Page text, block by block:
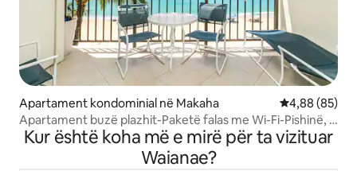
Apartament kondominial në Makaha Vlerësimi
4,88 (85)
Apartament buzë plazhit-Paketë falas me Wi-Fi-Pishinë, 2
vaska me hidromasazh
Kur është koha më e mirë për ta vizituar
Waianae?